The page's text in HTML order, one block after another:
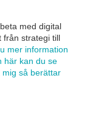
med digital
från strategi till
mer information
här kan du se
mig så berättar